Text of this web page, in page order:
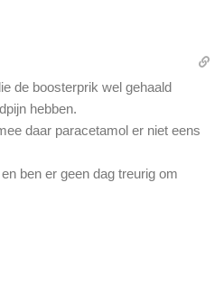
de boosterprik wel gehaald
hebben.
daar paracetamol er niet eens
ben er geen dag treurig om